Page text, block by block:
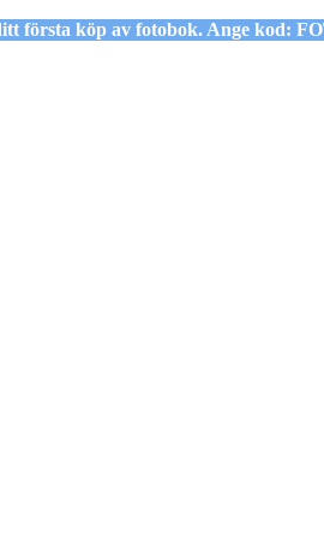
första köp av fotobok. Ange kod: